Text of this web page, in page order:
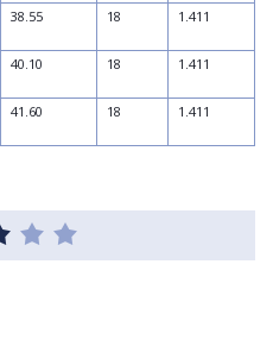
38.55 18 1.411
40.10 18 1.411
41.60 18 1.411